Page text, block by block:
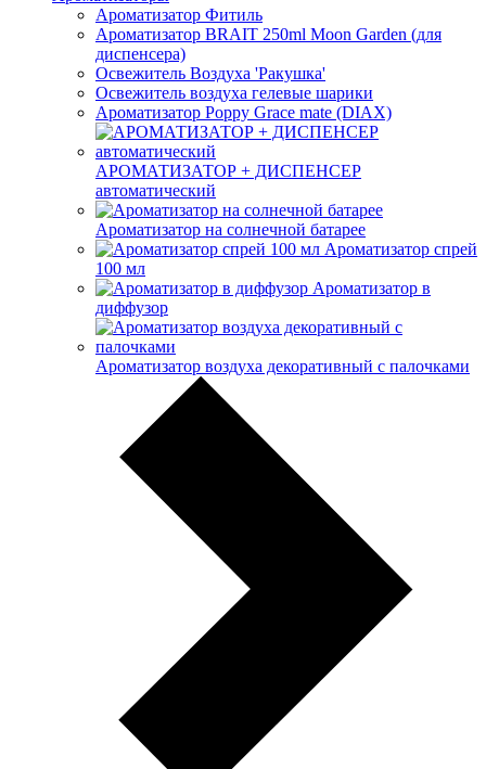
Ароматизатор Фитиль
Ароматизатор BRAIT 250ml Moon Garden (для
диспенсера)
Освежитель Воздуха 'Ракушка'
Освежитель воздуха гелевые шарики
Ароматизатор Poppy Grace mate (DIAX)
АРОМАТИЗАТОР + ДИСПЕНСЕР
автоматический
Ароматизатор на солнечной батарее
Ароматизатор спрей
100 мл
Ароматизатор в
диффузор
Ароматизатор воздуха декоративный с палочками